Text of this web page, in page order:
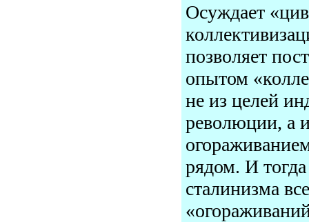
Осуждает
позволяет
опытом
не из целей
революции, а
рядом. И тогда
сталинизма